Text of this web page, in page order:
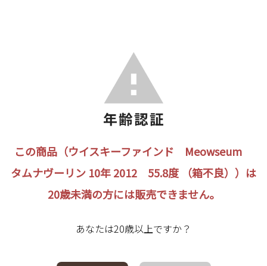
この商品（ウイスキーファインド Meowseum
タムナヴーリン 10年 2012 55.8度 （箱不良））は
20歳未満の方には販売できません。
あなたは20歳以上ですか？